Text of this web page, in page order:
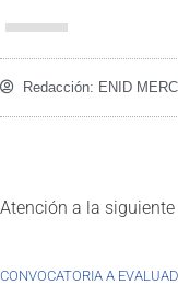
Redacción: ENID
Atención a la
CONVOCATORIA A